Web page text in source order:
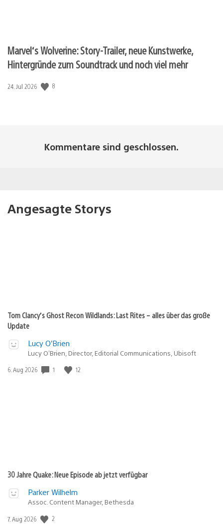
Marvel‘s Wolverine: Story-Trailer, neue Kunstwerke,
Hintergründe zum Soundtrack und noch viel mehr
Veröffentlichungsdatum:
24. Jul 2026 8
Kommentare sind geschlossen.
Angesagte Storys
Tom Clancy’s Ghost Recon Wildlands: Last Rites – alles über das große
Update
Lucy O’Brien
Lucy O’Brien, Director, Editorial Communications, Ubisoft
Veröffentlichungsdatum:
6. Aug 2026 1 12
30 Jahre Quake: Neue Episode ab jetzt verfügbar
Parker Wilhelm
Assoc. Content Manager, Bethesda
Veröffentlichungsdatum:
7. Aug 2026 2